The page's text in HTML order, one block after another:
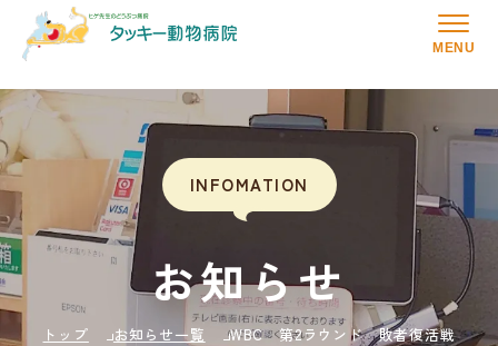
MENU
INFOMATION
お知らせ
トップ お知らせ一覧 WBC 第2ラウンド 敗者復活戦